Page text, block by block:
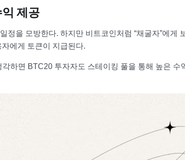
제공
을 모방한다. 하지만 비트코인처럼 “채굴자”에게
에게 토큰이 지급된다.
하면 BTC20 투자자도 스테이킹 풀을 통해 높은 수